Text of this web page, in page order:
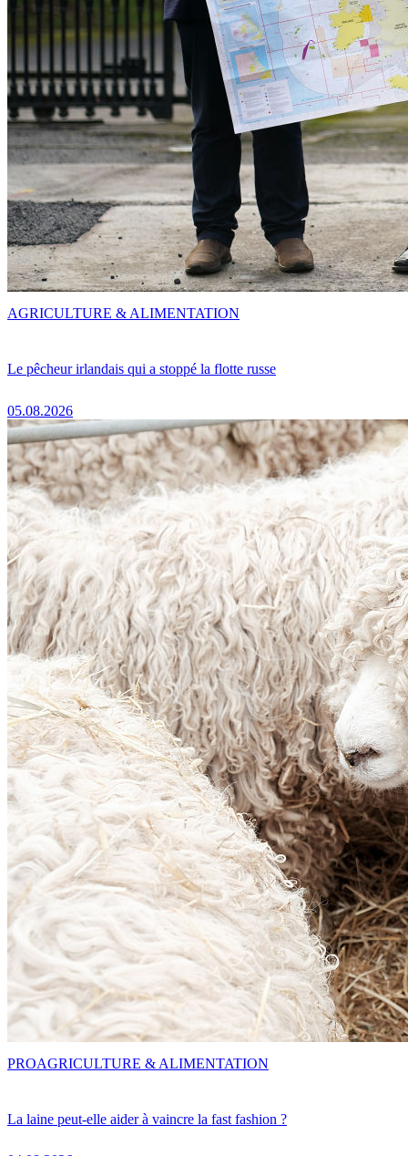
Le pêcheur irlandais qui a stoppé la flotte russe
05.08.2026
AGRICULTURE & ALIMENTATION
La laine peut-elle aider à vaincre la fast fashion ?
PROAGRICULTURE & ALIMENTATION